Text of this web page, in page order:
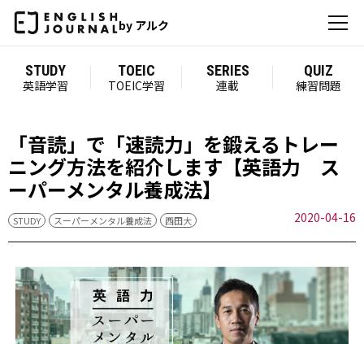
by アルク
STUDY
英語学習
TOEIC
TOEIC学習
SERIES
連載
QUIZ
練習問題
「音読」で「速読力」を鍛えるトレー
ニング方法を紹介します【英語力 ス
ーパーメンタル養成法】
STUDY スーパーメンタル養成法 西田大 2020-04-16